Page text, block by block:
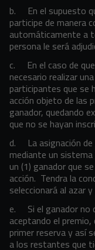
b. En el supuesto
participe de manera
automáticamente a
persona le será
c. En el caso de
necesario realizar
participantes que se
acción objeto de las
ganador, quedando
que no se hayan
d. La asignación de
mediante un
un (1) ganador que
acción. Tendra la
seleccionará al azar
e. Si el ganador no
aceptando el
primer reserva y así
a los restantes que